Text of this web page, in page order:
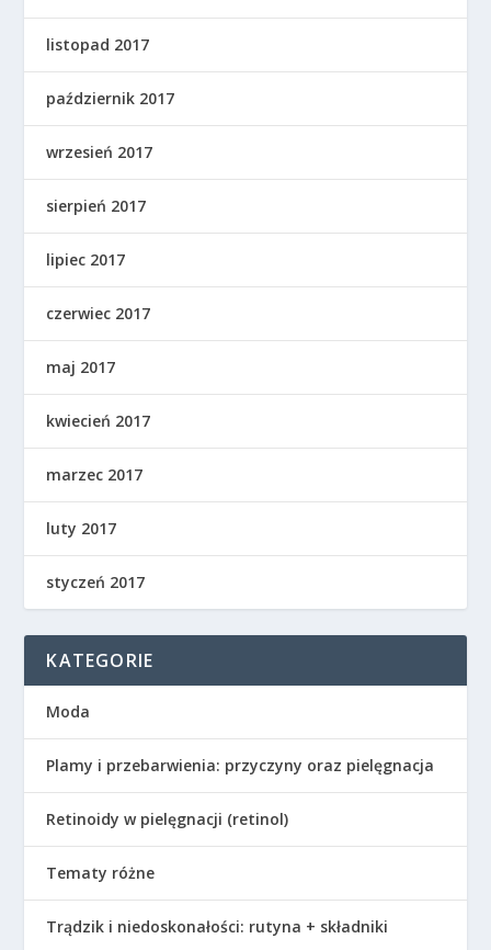
listopad 2017
październik 2017
wrzesień 2017
sierpień 2017
lipiec 2017
czerwiec 2017
maj 2017
kwiecień 2017
marzec 2017
luty 2017
styczeń 2017
KATEGORIE
Moda
Plamy i przebarwienia: przyczyny oraz pielęgnacja
Retinoidy w pielęgnacji (retinol)
Tematy różne
Trądzik i niedoskonałości: rutyna + składniki